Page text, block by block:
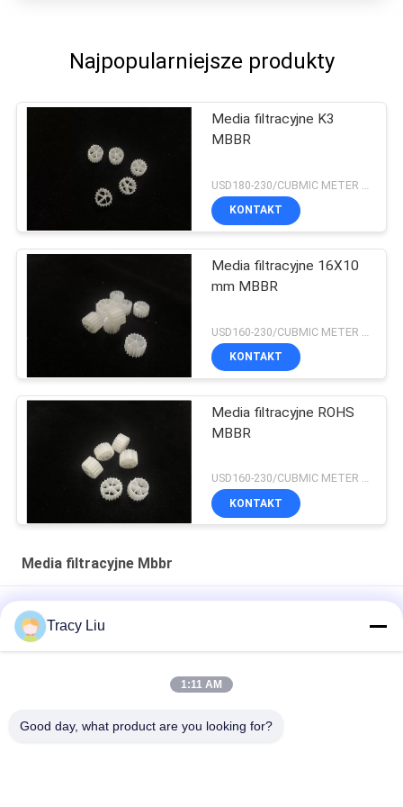
Najpopularniejsze produkty
Media filtracyjne K3
MBBR
KONTAKT
Media filtracyjne 16X10
mm MBBR
KONTAKT
Media filtracyjne ROHS
MBBR
USD160-230/CUBMIC METER MOQ:1CubmicMeter
KONTAKT
Media filtracyjne Mbbr
25X10mm
ścieków
Tracy Liu
1:11 AM
Good day, what product are you looking for?